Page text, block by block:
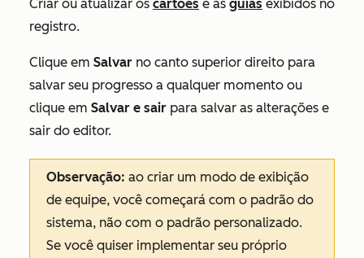
Criar ou atualizar os cartões e as guias exibidos no
registro.
Clique em Salvar no canto superior direito para
salvar seu progresso a qualquer momento ou
clique em Salvar e sair para salvar as alterações e
sair do editor.
Observação: ao criar um modo de exibição
de equipe, você começará com o padrão do
sistema, não com o padrão personalizado.
Se você quiser implementar seu próprio